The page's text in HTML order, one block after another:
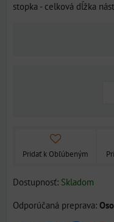
stopka - celková dĺžka
Pridať k Obľúbeným
Dostupnosť: Skladom